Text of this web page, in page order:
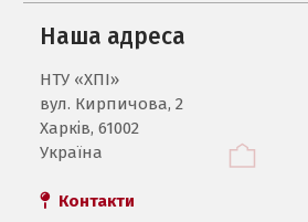
Наша адреса
НТУ «ХПI»
вул. Кирпичова, 2
Харків, 61002
Україна
Контакти